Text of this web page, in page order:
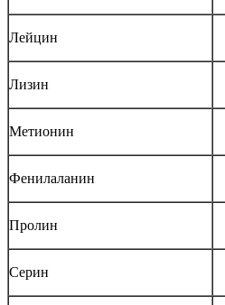
Лейцин
Лизин
Метионин
Фенилаланин
Пролин
Серин